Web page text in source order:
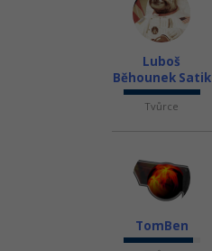
Luboš
Běhounek Satik
Tvůrce
TomBen